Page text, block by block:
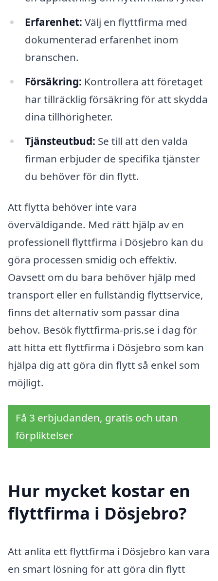
Erfarenhet: Välj en flyttfirma med
dokumenterad erfarenhet inom
branschen.
Försäkring: Kontrollera att företaget
har tillräcklig försäkring för att skydda
dina tillhörigheter.
Tjänsteutbud: Se till att den valda
firman erbjuder de specifika tjänster
du behöver för din flytt.
Att flytta behöver inte vara
överväldigande. Med rätt hjälp av en
professionell flyttfirma i Dösjebro kan du
göra processen smidig och effektiv.
Oavsett om du bara behöver hjälp med
transport eller en fullständig flyttservice,
finns det alternativ som passar dina
behov. Besök flyttfirma-pris.se i dag för
att hitta ett flyttfirma i Dösjebro som kan
hjälpa dig att göra din flytt så enkel som
möjligt.
Få 3 erbjudanden, gratis och utan
förpliktelser
Hur mycket kostar en
flyttfirma i Dösjebro?
Att anlita ett flyttfirma i Dösjebro kan vara
en smart lösning för att göra din flytt